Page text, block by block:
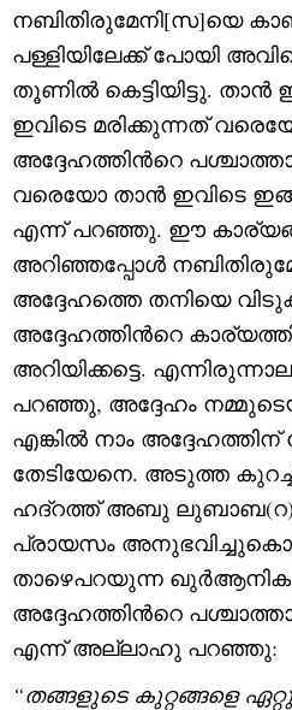
നബിതിരുമേനി[സ]യെ
പള്ളിയിലേക്ക് പോയി
തൂണിൽ കെട്ടിയിട്ടു.
ഇവിടെ മരിക്കുന്നത്
അദ്ദേഹത്തിന്‍റെ
വരെയോ താൻ ഇവിടെ
എന്ന് പറഞ്ഞു. ഈ
അറിഞ്ഞപ്പോൾ
അദ്ദേഹത്തെ തനിയെ
അദ്ദേഹത്തിന്‍റെ
അറിയിക്കട്ടെ.
പറഞ്ഞു, അദ്ദേഹം
എങ്കിൽ നാം
തേടിയേനെ. അടുത്ത
ഹദ്റത്ത് അബു ലുബാബ(റ)
പ്രായസം
താഴെപറയുന്ന
അദ്ദേഹത്തിന്‍റെ
എന്ന് അല്ലാഹു പറഞ്ഞു:
“തങ്ങളുടെ കുറ്റങ്ങളെ